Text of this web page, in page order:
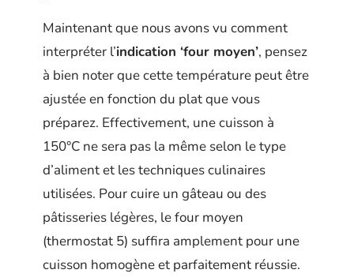
Maintenant que nous avons vu comment
interpréter l’indication ‘four moyen’, pensez
à bien noter que cette température peut être
ajustée en fonction du plat que vous
préparez. Effectivement, une cuisson à
150°C ne sera pas la même selon le type
d’aliment et les techniques culinaires
utilisées. Pour cuire un gâteau ou des
pâtisseries légères, le four moyen
(thermostat 5) suffira amplement pour une
cuisson homogène et parfaitement réussie.